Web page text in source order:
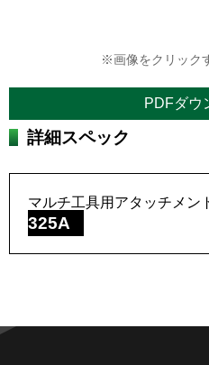
※画像をクリック
PDFダウ
詳細スペック
マルチ工具用アタッチメン
325A